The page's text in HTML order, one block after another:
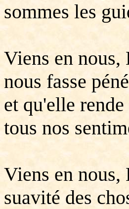
sommes les
Viens en
nous fasse
et qu'elle
tous nos
Viens en nous,
suavité des